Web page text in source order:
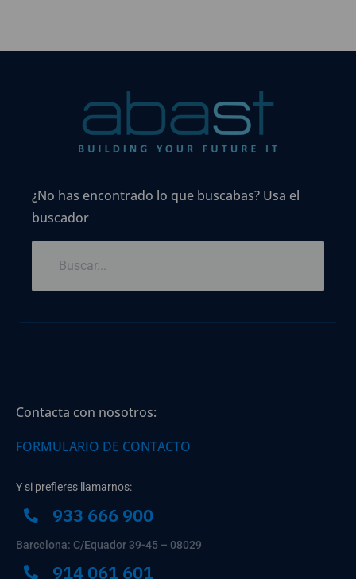
¿No has encontrado lo que buscabas? Usa el
buscador
Contacta con nosotros:
FORMULARIO DE CONTACTO
Y si prefieres llamarnos:
933 666 900
Barcelona: C/Equador 39-45 – 08029
914 061 601